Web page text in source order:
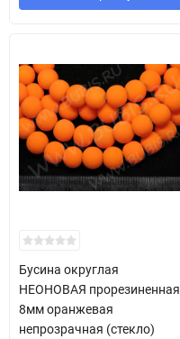
Бусина округлая
НЕОНОВАЯ прорезиненная
8мм оранжевая
непрозрачная (стекло)